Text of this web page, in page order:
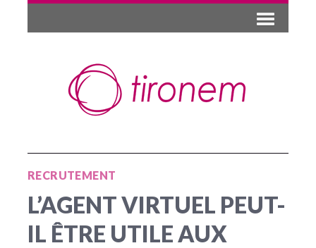
RECRUTEMENT
L’AGENT VIRTUEL PEUT-
IL ÊTRE UTILE AUX